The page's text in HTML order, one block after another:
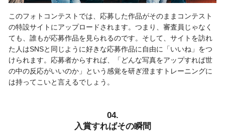
このフォトコンテストでは、応募した作品がそのままコンテスト
の特設サイトにアップロードされます。つまり、審査員じゃなく
ても、誰もが応募作品を見られるのです。そして、サイトを訪れ
た人はSNSと同じように好きな応募作品に自由に「いいね」をつ
けられます。応募者からすれば、「どんな写真をアップすれば世
の中の反応がいいのか」という感覚を研ぎ澄ますトレーニングに
は持ってこいと言えるでしょう。
04.
入賞すればその瞬間